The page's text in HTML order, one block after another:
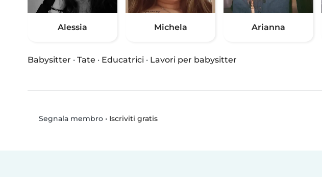
Alessia Michela Arianna
Babysitter · Tate · Educatrici · Lavori per babysitter
Segnala membro• Iscriviti gratis